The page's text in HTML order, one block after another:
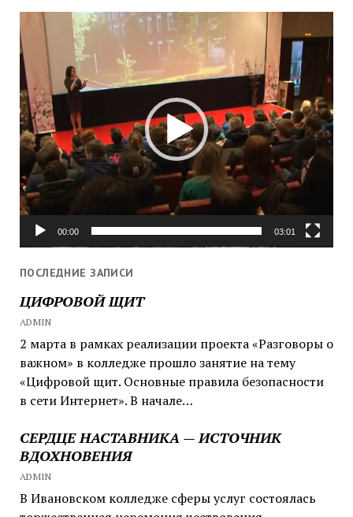
Видеоплеер
00:00 03:01
ПОСЛЕДНИЕ ЗАПИСИ
ЦИФРОВОЙ ЩИТ
ADMIN
2 марта в рамках реализации проекта «Разговоры о
важном» в колледже прошло занятие на тему
«Цифровой щит. Основные правила безопасности
в сети Интернет». В начале…
СЕРДЦЕ НАСТАВНИКА — ИСТОЧНИК
ВДОХНОВЕНИЯ
ADMIN
В Ивановском колледже сферы услуг состоялась